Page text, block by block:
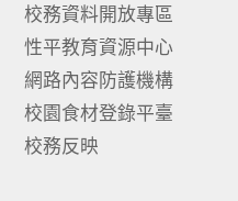
校務資料開放專區
性平教育資源中心
網路內容防護機構
校園食材登錄平臺
校務反映